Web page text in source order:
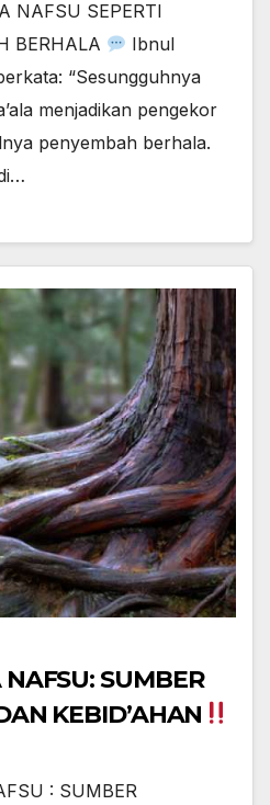
NAFSU SEPERTI
BERHALA
Ibnul
“Sesungguhnya
menjadikan pengekor
penyembah berhala.
SUMBER
KEBID’AHAN
: SUMBER